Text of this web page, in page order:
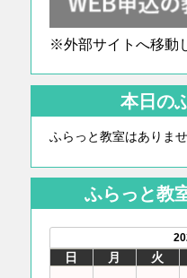
※外部サイトへ移動
本日の
ふらっと教室はありま
ふらっと教
日 月 火